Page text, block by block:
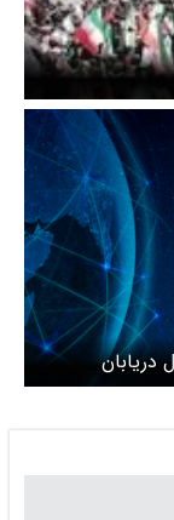
دریابان